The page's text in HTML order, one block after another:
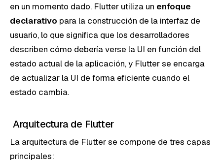
en un momento dado. Flutter utiliza un enfoque
declarativo para la construcción de la interfaz de
usuario, lo que significa que los desarrolladores
describen cómo debería verse la UI en función del
estado actual de la aplicación, y Flutter se encarga
de actualizar la UI de forma eficiente cuando el
estado cambia.
Arquitectura de Flutter
La arquitectura de Flutter se compone de tres capas
principales: